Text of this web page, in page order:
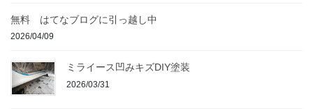
無料 はてなブログに引っ越し中
2026/04/09
ミライース凹みキズDIY塗装
2026/03/31